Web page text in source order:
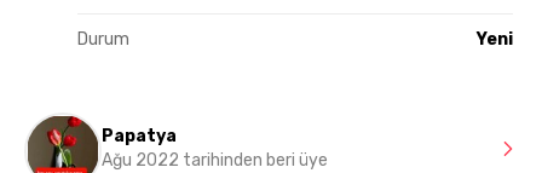
Durum Yeni
Papatya
Ağu 2022 tarihinden beri üye